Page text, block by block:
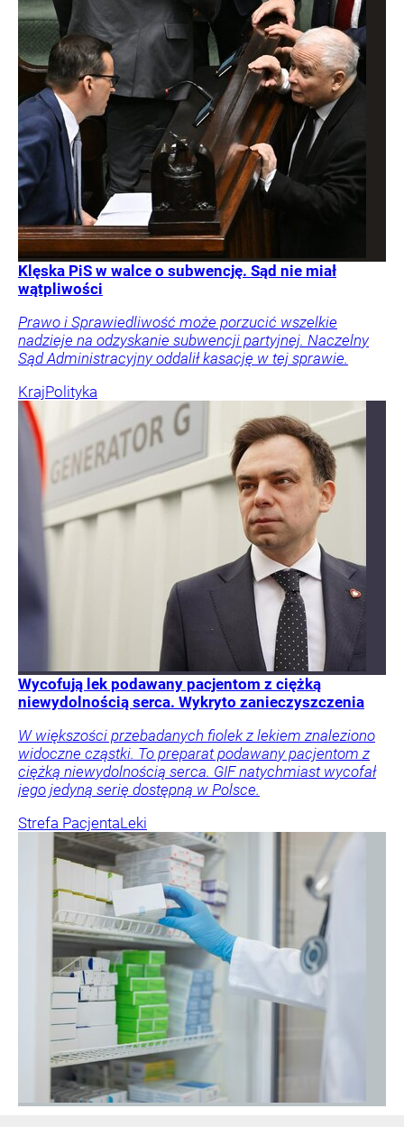
Klęska PiS w walce o subwencję. Sąd nie miał
wątpliwości
Prawo i Sprawiedliwość może porzucić wszelkie
nadzieje na odzyskanie subwencji partyjnej. Naczelny
Sąd Administracyjny oddalił kasację w tej sprawie.
KrajPolityka
Wycofują lek podawany pacjentom z ciężką
niewydolnością serca. Wykryto zanieczyszczenia
W większości przebadanych fiolek z lekiem znaleziono
widoczne cząstki. To preparat podawany pacjentom z
ciężką niewydolnością serca. GIF natychmiast wycofał
jego jedyną serię dostępną w Polsce.
Strefa PacjentaLeki